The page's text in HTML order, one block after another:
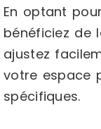
En optant
bénéficiez de
ajustez
votre espace
spécifiques.